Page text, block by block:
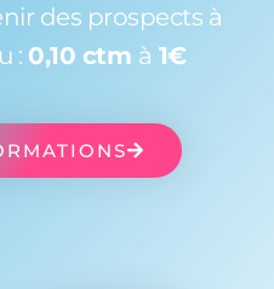
des prospects à
: 0,10 ctm à 1€